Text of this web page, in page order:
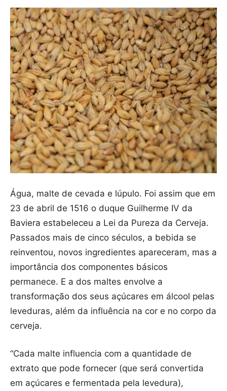
Água, malte de cevada e lúpulo. Foi assim que em
23 de abril de 1516 o duque Guilherme IV da
Baviera estabeleceu a Lei da Pureza da Cerveja.
Passados mais de cinco séculos, a bebida se
reinventou, novos ingredientes apareceram, mas a
importância dos componentes básicos
permanece. E a dos maltes envolve a
transformação dos seus açúcares em álcool pelas
leveduras, além da influência na cor e no corpo da
cerveja.
“Cada malte influencia com a quantidade de
extrato que pode fornecer (que será convertida
em açúcares e fermentada pela levedura),